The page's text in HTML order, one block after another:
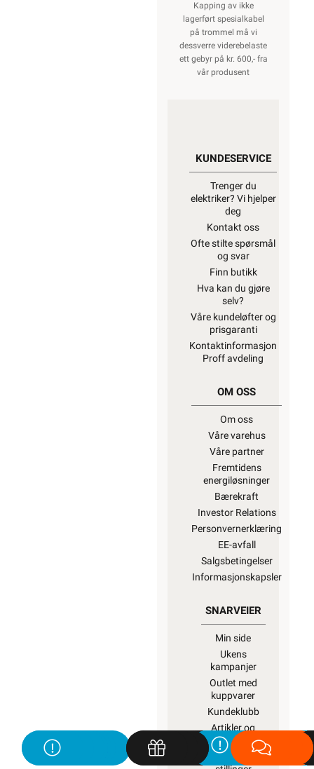
Kapping av ikke
lagerført spesialkabel
på trommel må vi
dessverre viderebelaste
ett gebyr på kr. 600,- fra
vår produsent
KUNDESERVICE
Trenger du
elektriker? Vi hjelper
deg
Kontakt oss
Ofte stilte spørsmål
og svar
Finn butikk
Hva kan du gjøre
selv?
Våre kundeløfter og
prisgaranti
Kontaktinformasjon
Proff avdeling
OM OSS
Om oss
Våre varehus
Våre partner
Fremtidens
energiløsninger
Bærekraft
Investor Relations
Personvernerklæring
EE-avfall
Salgsbetingelser
Informasjonskapsler
SNARVEIER
Min side
Ukens
kampanjer
Outlet med
kuppvarer
Kundeklubb
Artikler og
guider
Ledige